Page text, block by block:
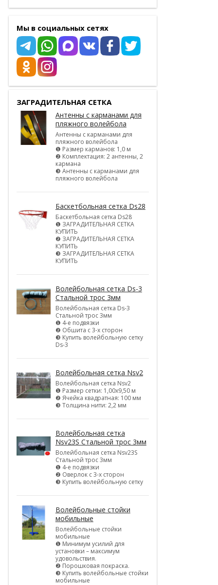
Мы в социальных сетях
ЗАГРАДИТЕЛЬНАЯ СЕТКА
Антенны с карманами для
пляжного волейбола
Антенны с карманами для
пляжного волейбола
❶ Размер карманов: 1,0 м
❷ Комплектация: 2 антенны, 2
кармана
❸ Антенны с карманами для
пляжного волейбола
Баскетбольная сетка Ds28
Баскетбольная сетка Ds28
❶ ЗАГРАДИТЕЛЬНАЯ СЕТКА
КУПИТЬ
❷ ЗАГРАДИТЕЛЬНАЯ СЕТКА
КУПИТЬ
❸ ЗАГРАДИТЕЛЬНАЯ СЕТКА
КУПИТЬ
Волейбольная сетка Ds-3
Стальной трос 3мм
Волейбольная сетка Ds-3
Стальной трос 3мм
❶ 4-е подвязки
❷ Обшита с 3-х сторон
❸ Купить волейбольную сетку
Ds-3
Волейбольная сетка Nsv2
Волейбольная сетка Nsv2
❶ Размер сетки: 1,00х9,50 м
❷ Ячейка квадратная: 100 мм
❸ Толщина нити: 2,2 мм
Волейбольная сетка
Nsv23S Стальной трос 3мм
Волейбольная сетка Nsv23S
Стальной трос 3мм
❶ 4-е подвязки
❷ Оверлок с 3-х сторон
❸ Купить волейбольную сетку
Волейбольные стойки
мобильные
Волейбольные стойки
мобильные
❶ Минимум усилий для
установки – максимум
удовольствия.
❷ Порошковая покраска.
❸ Купить волейбольные стойки
мобильные